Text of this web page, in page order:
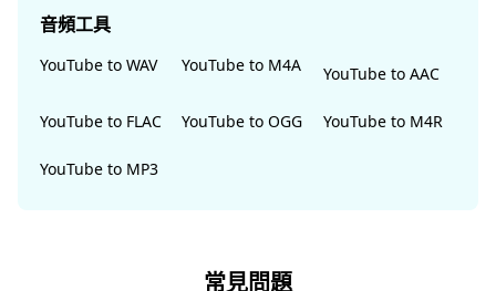
音頻工具
YouTube to WAV YouTube to M4A YouTube to AAC
YouTube to FLAC YouTube to OGG YouTube to M4R
YouTube to MP3
常見問題